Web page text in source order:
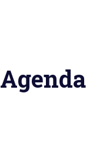
Agenda